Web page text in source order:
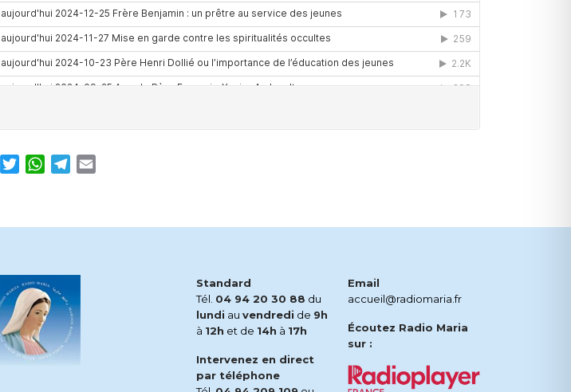
Facebook
TwitterWhatsApp
Telegram
Standard
Tél. 04 94 20 30 88 du
lundi au vendredi de 9h
à 12h et de 14h à 17h
Intervenez en direct
par téléphone
Email
accueil@radiomaria.fr
Écoutez Radio Maria
sur :